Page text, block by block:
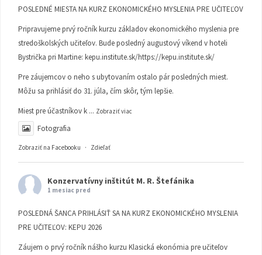
POSLEDNÉ MIESTA NA KURZ EKONOMICKÉHO MYSLENIA PRE UČITEĽOV
Pripravujeme prvý ročník kurzu základov ekonomického myslenia pre
stredoškolských učiteľov. Bude posledný augustový víkend v hoteli
Bystrička pri Martine: kepu.institute.sk/https://kepu.institute.sk/
Pre záujemcov o neho s ubytovaním ostalo pár posledných miest.
Môžu sa prihlásiť do 31. júla, čím skôr, tým lepšie.
Miest pre účastníkov k ... Zobraziť viac
Fotografia
Zobraziť na Facebooku · Zdieľať
Konzervatívny inštitút M. R. Štefánika
1 mesiac pred
POSLEDNÁ ŠANCA PRIHLÁSIŤ SA NA KURZ EKONOMICKÉHO MYSLENIA
PRE UČITEĽOV: KEPU 2026
Záujem o prvý ročník nášho kurzu Klasická ekonómia pre učiteľov